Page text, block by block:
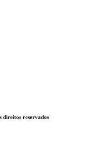
direitos reservados